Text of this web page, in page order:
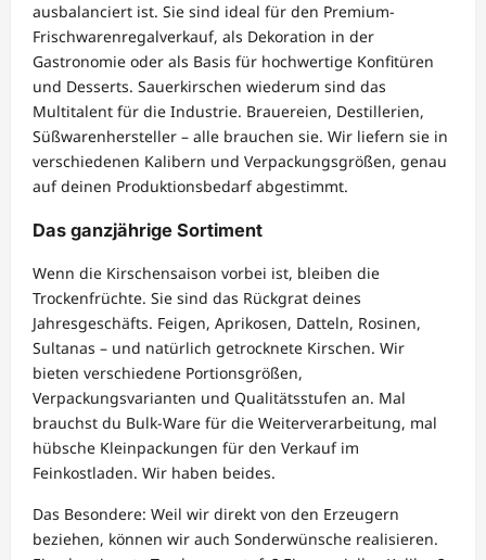
ausbalanciert ist. Sie sind ideal für den Premium-
Frischwarenregalverkauf, als Dekoration in der
Gastronomie oder als Basis für hochwertige Konfitüren
und Desserts. Sauerkirschen wiederum sind das
Multitalent für die Industrie. Brauereien, Destillerien,
Süßwarenhersteller – alle brauchen sie. Wir liefern sie in
verschiedenen Kalibern und Verpackungsgrößen, genau
auf deinen Produktionsbedarf abgestimmt.
Das ganzjährige Sortiment
Wenn die Kirschensaison vorbei ist, bleiben die
Trockenfrüchte. Sie sind das Rückgrat deines
Jahresgeschäfts. Feigen, Aprikosen, Datteln, Rosinen,
Sultanas – und natürlich getrocknete Kirschen. Wir
bieten verschiedene Portionsgrößen,
Verpackungsvarianten und Qualitätsstufen an. Mal
brauchst du Bulk-Ware für die Weiterverarbeitung, mal
hübsche Kleinpackungen für den Verkauf im
Feinkostladen. Wir haben beides.
Das Besondere: Weil wir direkt von den Erzeugern
beziehen, können wir auch Sonderwünsche realisieren.